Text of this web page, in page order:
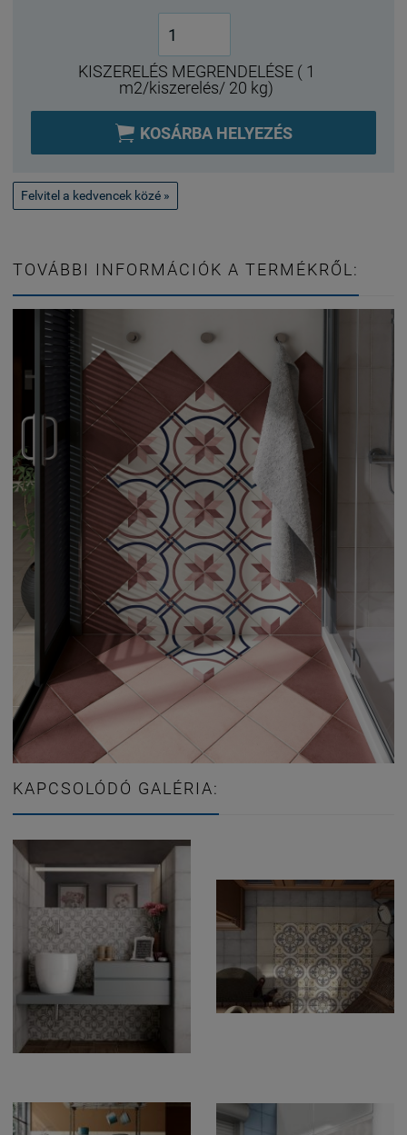
KISZERELÉS MEGRENDELÉSE ( 1
m2/kiszerelés/ 20 kg)
 KOSÁRBA HELYEZÉS
Felvitel a kedvencek közé »
TOVÁBBI INFORMÁCIÓK A TERMÉKRŐL:
KAPCSOLÓDÓ GALÉRIA: